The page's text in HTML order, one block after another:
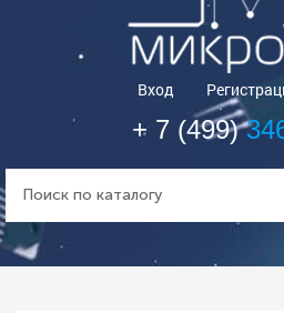
Вход
+ 7 (499)